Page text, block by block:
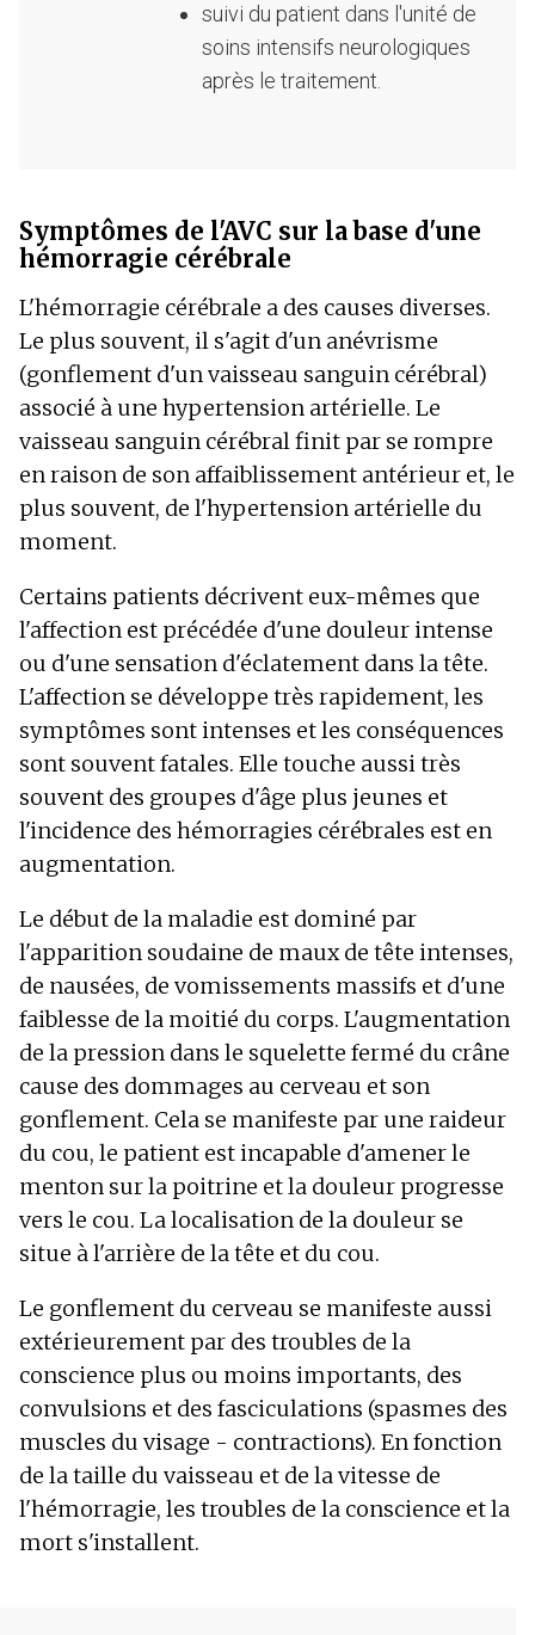
suivi du patient dans l'unité de
soins intensifs neurologiques
après le traitement.
Symptômes de l'AVC sur la base d'une
hémorragie cérébrale
L'hémorragie cérébrale a des causes diverses.
Le plus souvent, il s'agit d'un anévrisme
(gonflement d'un vaisseau sanguin cérébral)
associé à une hypertension artérielle. Le
vaisseau sanguin cérébral finit par se rompre
en raison de son affaiblissement antérieur et, le
plus souvent, de l'hypertension artérielle du
moment.
Certains patients décrivent eux-mêmes que
l'affection est précédée d'une douleur intense
ou d'une sensation d'éclatement dans la tête.
L'affection se développe très rapidement, les
symptômes sont intenses et les conséquences
sont souvent fatales. Elle touche aussi très
souvent des groupes d'âge plus jeunes et
l'incidence des hémorragies cérébrales est en
augmentation.
Le début de la maladie est dominé par
l'apparition soudaine de maux de tête intenses,
de nausées, de vomissements massifs et d'une
faiblesse de la moitié du corps. L'augmentation
de la pression dans le squelette fermé du crâne
cause des dommages au cerveau et son
gonflement. Cela se manifeste par une raideur
du cou, le patient est incapable d'amener le
menton sur la poitrine et la douleur progresse
vers le cou. La localisation de la douleur se
situe à l'arrière de la tête et du cou.
Le gonflement du cerveau se manifeste aussi
extérieurement par des troubles de la
conscience plus ou moins importants, des
convulsions et des fasciculations (spasmes des
muscles du visage - contractions). En fonction
de la taille du vaisseau et de la vitesse de
l'hémorragie, les troubles de la conscience et la
mort s'installent.